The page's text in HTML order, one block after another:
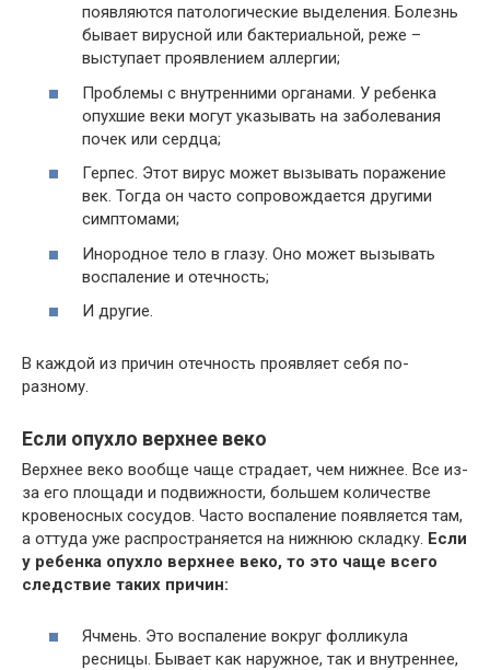
появляются патологические выделения. Болезнь
бывает вирусной или бактериальной, реже –
выступает проявлением аллергии;
Проблемы с внутренними органами. У ребенка
опухшие веки могут указывать на заболевания
почек или сердца;
Герпес. Этот вирус может вызывать поражение
век. Тогда он часто сопровождается другими
симптомами;
Инородное тело в глазу. Оно может вызывать
воспаление и отечность;
И другие.
В каждой из причин отечность проявляет себя по-
разному.
Если опухло верхнее веко
Верхнее веко вообще чаще страдает, чем нижнее. Все из-
за его площади и подвижности, большем количестве
кровеносных сосудов. Часто воспаление появляется там,
а оттуда уже распространяется на нижнюю складку. Если
у ребенка опухло верхнее веко, то это чаще всего
следствие таких причин:
Ячмень. Это воспаление вокруг фолликула
ресницы. Бывает как наружное, так и внутреннее,